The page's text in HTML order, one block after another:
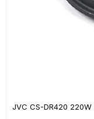
JVC CS-DR420 220W